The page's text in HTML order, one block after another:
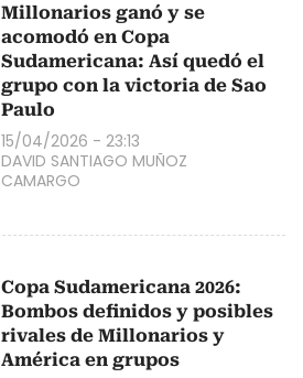
Millonarios ganó y se
acomodó en Copa
Sudamericana: Así quedó el
grupo con la victoria de Sao
Paulo
15/04/2026 - 23:13
DAVID SANTIAGO MUÑOZ
CAMARGO
Copa Sudamericana 2026:
Bombos definidos y posibles
rivales de Millonarios y
América en grupos